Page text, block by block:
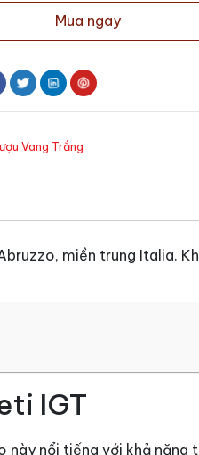
Mua ngay
Vang Trắng
miền trung Italia.
IGT
này nổi tiếng với khả năng